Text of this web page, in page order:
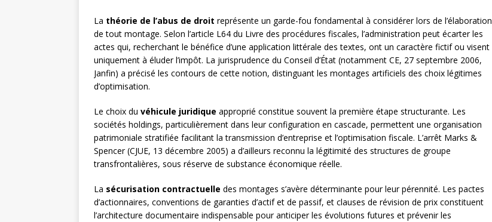
La théorie de l’abus de droit représente un garde-fou fondamental à considérer lors de l’élaboration
de tout montage. Selon l’article L64 du Livre des procédures fiscales, l’administration peut écarter les
actes qui, recherchant le bénéfice d’une application littérale des textes, ont un caractère fictif ou visent
uniquement à éluder l’impôt. La jurisprudence du Conseil d’État (notamment CE, 27 septembre 2006,
Janfin) a précisé les contours de cette notion, distinguant les montages artificiels des choix légitimes
d’optimisation.
Le choix du véhicule juridique approprié constitue souvent la première étape structurante. Les
sociétés holdings, particulièrement dans leur configuration en cascade, permettent une organisation
patrimoniale stratifiée facilitant la transmission d’entreprise et l’optimisation fiscale. L’arrêt Marks &
Spencer (CJUE, 13 décembre 2005) a d’ailleurs reconnu la légitimité des structures de groupe
transfrontalières, sous réserve de substance économique réelle.
La sécurisation contractuelle des montages s’avère déterminante pour leur pérennité. Les pactes
d’actionnaires, conventions de garanties d’actif et de passif, et clauses de révision de prix constituent
l’architecture documentaire indispensable pour anticiper les évolutions futures et prévenir les